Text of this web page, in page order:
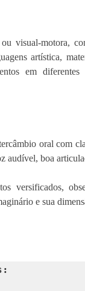
visual-motora,
artística,
em
oral com
audível, boa
versificados,
e sua